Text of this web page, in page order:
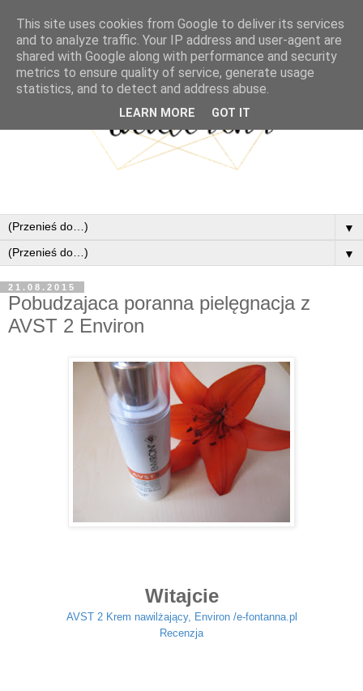
▼
▼
21.08.2015
Pobudzajaca poranna pielęgnacja z
AVST 2 Environ
Witajcie
AVST 2 Krem nawilżający, Environ /e-fontanna.pl
Recenzja
This site uses cookies from Google to deliver its services
and to analyze traffic. Your IP address and user-agent are
shared with Google along with performance and security
metrics to ensure quality of service, generate usage
statistics, and to detect and address abuse.
LEARN MORE GOT IT